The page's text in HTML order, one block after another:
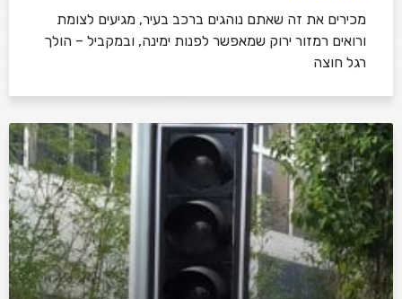
מכירים את זה שאתם נוהגים ברכב בעיר, מגיעים לצומת
ורואים רמזור ירוק שמאפשר לפנות ימינה, ובמקביל – הולך
רגל חוצה